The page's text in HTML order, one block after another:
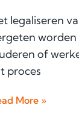
legaliseren
of
proces
More »